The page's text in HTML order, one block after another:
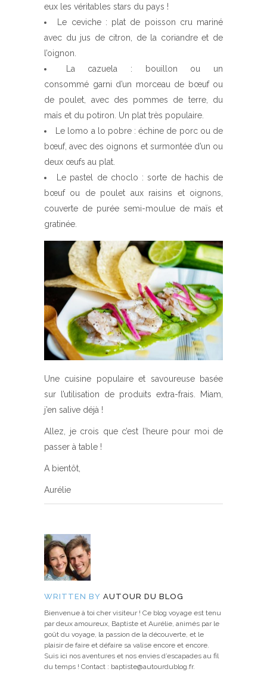
eux les véritables stars du pays !
Le ceviche : plat de poisson cru mariné
avec du jus de citron, de la coriandre et de
l’oignon.
La cazuela : bouillon ou un
consommé garni d’un morceau de bœuf ou
de poulet, avec des pommes de terre, du
maïs et du potiron. Un plat très populaire.
Le lomo a lo pobre : échine de porc ou de
bœuf, avec des oignons et surmontée d’un ou
deux œufs au plat.
Le pastel de choclo : sorte de hachis de
bœuf ou de poulet aux raisins et oignons,
couverte de purée semi-moulue de maïs et
gratinée.
Une cuisine populaire et savoureuse basée
sur l’utilisation de produits extra-frais. Miam,
j’en salive déjà !
Allez, je crois que c’est l’heure pour moi de
passer à table !
A bientôt,
Aurélie
WRITTEN BY AUTOUR DU BLOG
Bienvenue à toi cher visiteur ! Ce blog voyage est tenu
par deux amoureux, Baptiste et Aurélie, animés par le
goût du voyage, la passion de la découverte, et le
plaisir de faire et défaire sa valise encore et encore.
Suis ici nos aventures et nos envies d’escapades au fil
du temps ! Contact : baptiste@autourdublog.fr.